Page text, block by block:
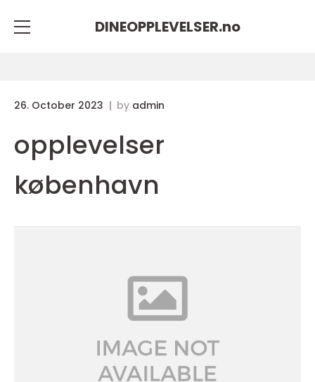
DINEOPPLEVELSER.no
26. October 2023 by admin
opplevelser
københavn